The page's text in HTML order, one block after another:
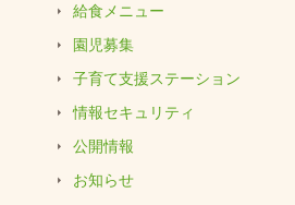
給食メニュー
園児募集
子育て支援ステーション
情報セキュリティ
公開情報
お知らせ